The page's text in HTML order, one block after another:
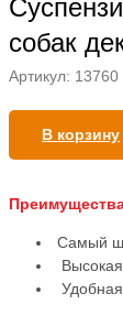
собак
Артикул: 13760
В корзину
Самый